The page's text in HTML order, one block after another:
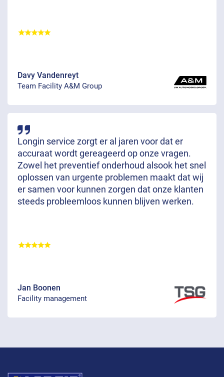
Davy Vandenreyt
Team Facility A&M Group
Longin service zorgt er al jaren voor dat er
accuraat wordt gereageerd op onze vragen.
Zowel het preventief onderhoud alsook het snel
oplossen van urgente problemen maakt dat wij
er samen voor kunnen zorgen dat onze klanten
steeds probleemloos kunnen blijven werken.
Jan Boonen
Facility management